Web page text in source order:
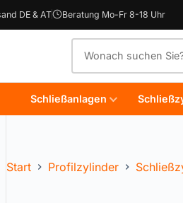
DE & AT Beratung Mo-Fr 8-18 Uhr
Schließanlagen
Start Profilzylinder